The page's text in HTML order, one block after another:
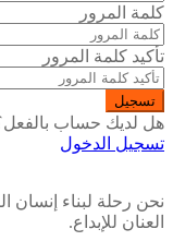
كلمة المرور
تأكيد كلمة المرور
تسجيل
هل لديك حساب
تسجيل الدخول
نحن رحلة لبناء إنسان
العنان للإبداع.